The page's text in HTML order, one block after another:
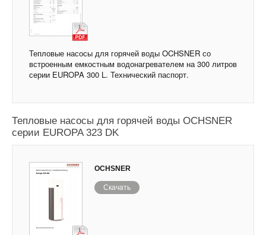
Тепловые насосы для горячей воды OCHSNER со
встроенным емкостным водонагревателем на 300 литров
серии EUROPA 300 L. Технический паспорт.
Тепловые насосы для горячей воды OCHSNER
серии EUROPA 323 DK
OCHSNER
Скачать